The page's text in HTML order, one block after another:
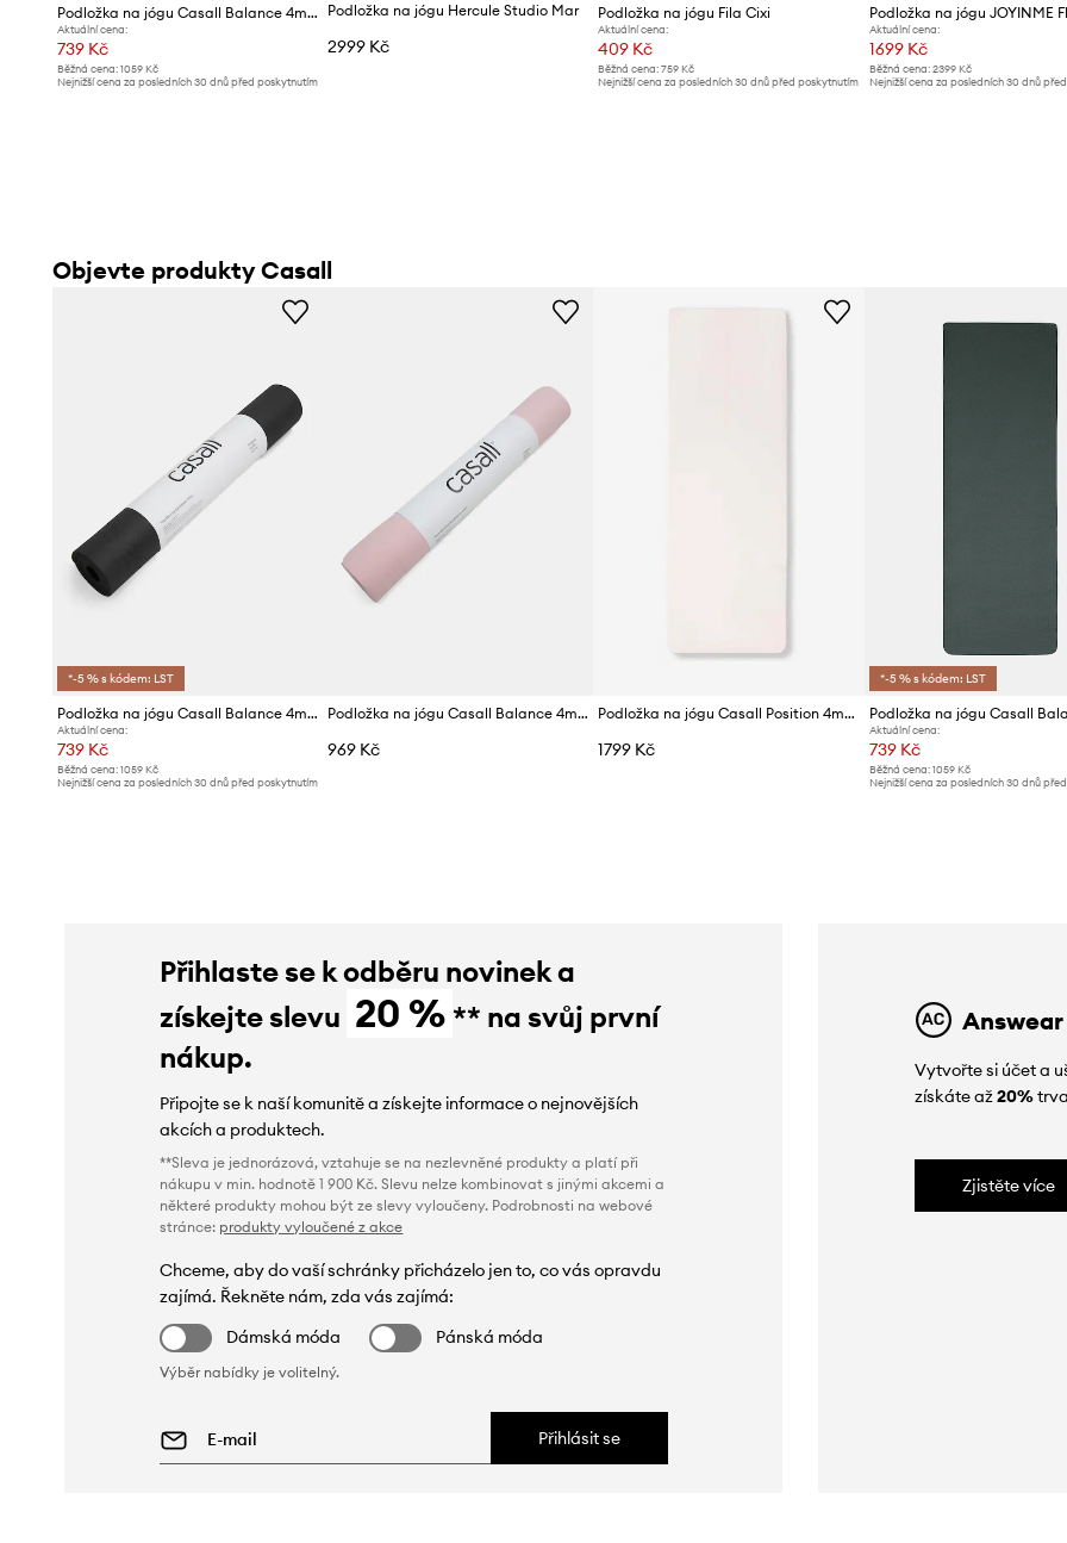
Podložka na jógu Casall Balance 4mm
Aktuální cena:
739 Kč
Běžná cena: 1059 Kč
Nejnižší cena za posledních 30 dnů před poskytnutím
Podložka na jógu Hercule Studio Mar
2999 Kč
Podložka na jógu Fila Cixi
Aktuální cena:
409 Kč
Běžná cena: 759 Kč
Nejnižší cena za posledních 30 dnů před poskytnutím
Aktuální cena:
1699 Kč
Běžná cena: 2399 Kč
Nejnižší cena za posledních 30 dnů
Objevte produkty Casall
*-5 % s kódem: LST
Podložka na jógu Casall Balance 4mm
Aktuální cena:
739 Kč
Běžná cena: 1059 Kč
Nejnižší cena za posledních 30 dnů před poskytnutím
Podložka na jógu Casall Balance 4mm
969 Kč
Podložka na jógu Casall Position 4mm
1799 Kč
*-5 % s kódem: LST
Aktuální cena:
739 Kč
Běžná cena: 1059 Kč
Nejnižší cena za posledních 30 dnů
Přihlaste se k odběru novinek a
získejte slevu 20 % ** na svůj první
nákup.
Připojte se k naší komunitě a získejte informace o nejnovějších
akcích a produktech.
**Sleva je jednorázová, vztahuje se na nezlevněné produkty a platí při
nákupu v min. hodnotě 1 900 Kč. Slevu nelze kombinovat s jinými akcemi a
některé produkty mohou být ze slevy vyloučeny. Podrobnosti na webové
stránce: produkty vyloučené z akce
Chceme, aby do vaší schránky přicházelo jen to, co vás opravdu
zajímá. Řekněte nám, zda vás zajímá:
Dámská móda
Pánská móda
Výběr nabídky je volitelný.
Přihlásit se
Vytvořte si účet a
získáte až20%
Zjistěte více